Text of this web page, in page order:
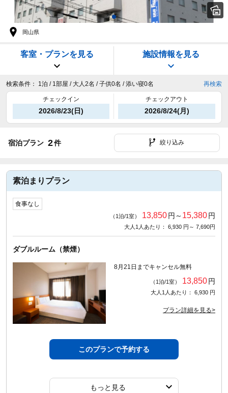
岡山県
客室・プランを見る 施設情報を見る
検索条件： 1泊 / 1部屋 / 大人2名 / 子供0名 / 添い寝0名 再検索
チェックイン
2026/8/23(日)
チェックアウト
2026/8/24(月)
宿泊プラン 2件 絞り込み
素泊まりプラン
食事なし
（1泊/1室） 13,850円～ 15,380円
大人1人あたり： 6,930 円～ 7,690円
ダブルルーム（禁煙）
8月21日までキャンセル無料
（1泊/1室） 13,850円
大人1人あたり： 6,930 円
プラン詳細を見る>
このプランで予約する
もっと見る